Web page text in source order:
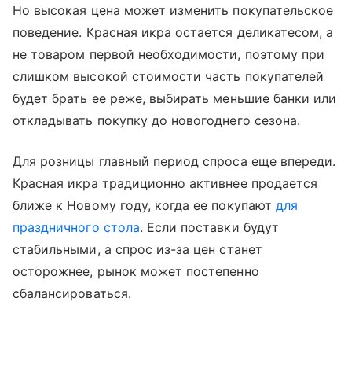
Но высокая цена может изменить покупательское
поведение. Красная икра остается деликатесом, а
не товаром первой необходимости, поэтому при
слишком высокой стоимости часть покупателей
будет брать ее реже, выбирать меньшие банки или
откладывать покупку до новогоднего сезона.
Для розницы главный период спроса еще впереди.
Красная икра традиционно активнее продается
ближе к Новому году, когда ее покупают для
праздничного стола. Если поставки будут
стабильными, а спрос из-за цен станет
осторожнее, рынок может постепенно
сбалансироваться.